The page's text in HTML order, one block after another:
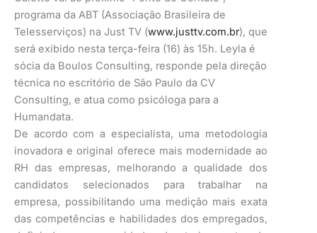
programa da ABT (Associação Brasileira de
Telesserviços) na Just TV (www.justtv.com.br), que
será exibido nesta terça-feira (16) às 15h. Leyla é
sócia da Boulos Consulting, responde pela direção
técnica no escritório de São Paulo da CV
Consulting, e atua como psicóloga para a
Humandata.
De acordo com a especialista, uma metodologia
inovadora e original oferece mais modernidade ao
RH das empresas, melhorando a qualidade dos
candidatos selecionados para trabalhar na
empresa, possibilitando uma medição mais exata
das competências e habilidades dos empregados,